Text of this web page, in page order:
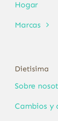
Hogar
Marcas
Dietisima
Sobre
Cambios y